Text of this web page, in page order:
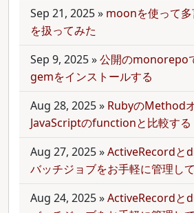
Sep 21, 2025» moonを使って
を扱ってみた
Sep 9, 2025»公開のmonorepo
gemをインストールする
Aug 28, 2025» RubyのMethod
JavaScriptのfunctionと比較する
Aug 27, 2025»ActiveRecordと
バッチジョブをお手軽に管理し
Aug 24, 2025»ActiveRecordと